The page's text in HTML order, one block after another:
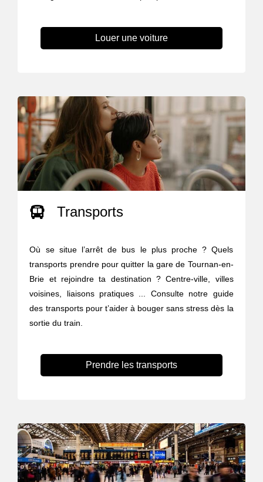
Louer une voiture
Transports
Où se situe l’arrêt de bus le plus proche ? Quels
transports prendre pour quitter la gare de Tournan-en-
Brie et rejoindre ta destination ? Centre-ville, villes
voisines, liaisons pratiques ... Consulte notre guide
des transports pour t’aider à bouger sans stress dès la
sortie du train.
Prendre les transports